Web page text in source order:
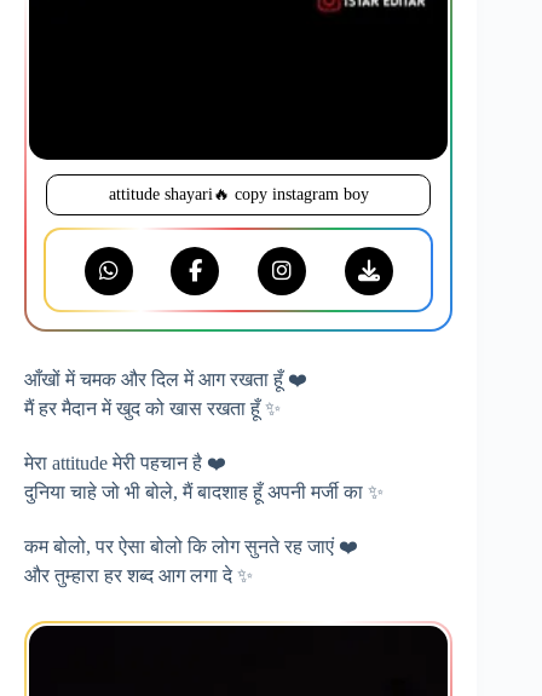
attitude shayari🔥 copy instagram boy
आँखों में चमक और दिल में आग रखता हूँ ❤️
मैं हर मैदान में खुद को खास रखता हूँ ✨
मेरा attitude मेरी पहचान है ❤️
दुनिया चाहे जो भी बोले, मैं बादशाह हूँ अपनी मर्जी का ✨
कम बोलो, पर ऐसा बोलो कि लोग सुनते रह जाएं ❤️
और तुम्हारा हर शब्द आग लगा दे ✨